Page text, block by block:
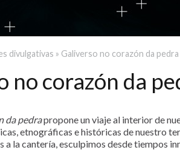
aquí
divulgativas » Galiverso no corazón da pedra
no corazón da
da pedrapropone un viaje al interior de
etnográficas e históricas de nuestro
a la cantería, esculpimos desde tiempos